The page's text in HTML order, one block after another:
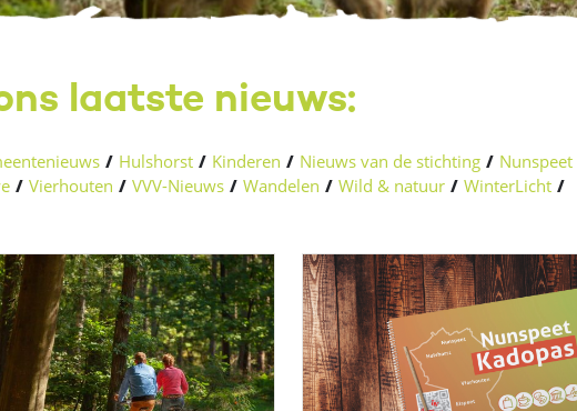
laatste nieuws:
/ Hulshorst / Kinderen / Nieuws van de stichting / Nunspeet
/ Vierhouten / VVV-Nieuws / Wandelen / Wild & natuur / WinterLicht /